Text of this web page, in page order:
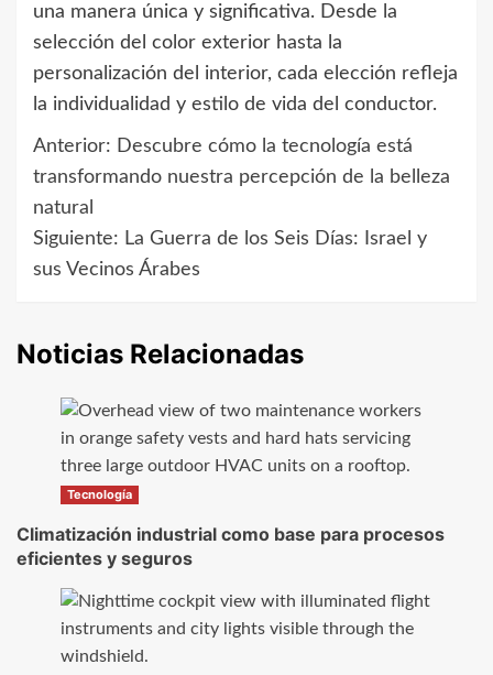
una manera única y significativa. Desde la
selección del color exterior hasta la
personalización del interior, cada elección refleja
la individualidad y estilo de vida del conductor.
Navegación
de
entradas
Anterior: Descubre cómo la tecnología está
transformando nuestra percepción de la belleza
natural
Siguiente: La Guerra de los Seis Días: Israel y
sus Vecinos Árabes
Noticias Relacionadas
Tecnología
Climatización industrial como base para procesos
eficientes y seguros